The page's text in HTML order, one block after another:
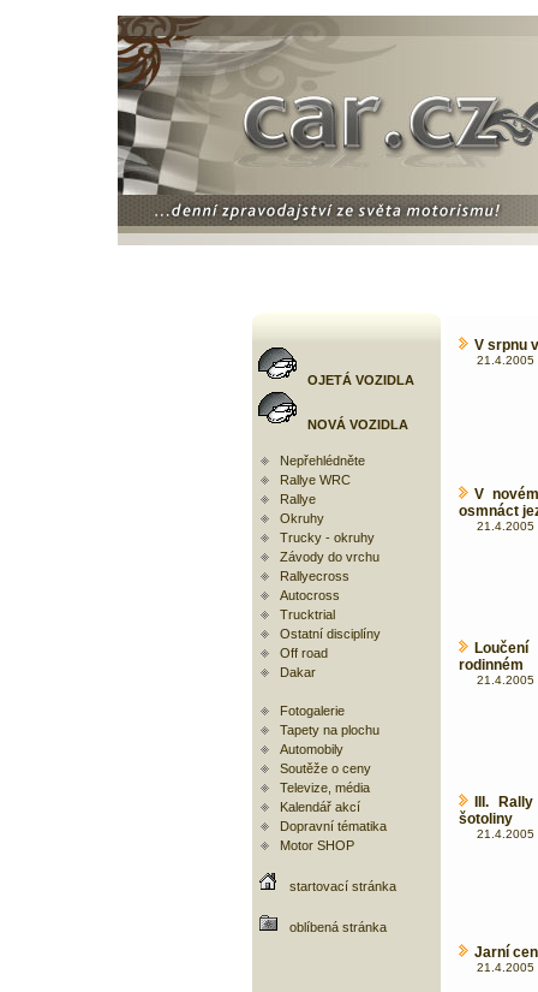
OJETÁ VOZIDLA
NOVÁ VOZIDLA
Nepřehlédněte
Rallye WRC
Rallye
Okruhy
Trucky - okruhy
Závody do vrchu
Rallyecross
Autocross
Trucktrial
Ostatní disciplíny
Off road
Dakar
Fotogalerie
Tapety na plochu
Automobily
Soutěže o ceny
Televize, média
Kalendář akcí
Dopravní tématika
Motor SHOP
startovací stránka
oblíbená stránka
V srpnu
21.4.2005
V
osmnáct
21.4.2005
rodinném
21.4.2005
III.
šotoliny
21.4.2005
Jarní
21.4.2005